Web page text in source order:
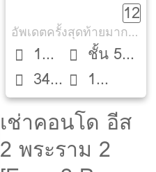
12
อัพเดตครั้งสุดท้ายมากกว่า 30 วัน
1
Bed34
ตรม.
ชั้น 5
ตึก B1
1
ห้องน้ำ
เช่าคอนโด อีส
2 พระราม 2